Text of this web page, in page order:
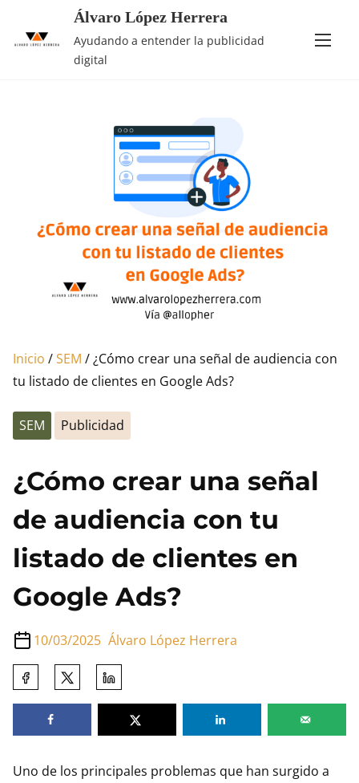
Álvaro López Herrera
Ayudando a entender la publicidad
digital
Inicio /SEM / ¿Cómo crear una señal de audiencia con
tu listado de clientes en Google Ads?
SEM Publicidad
¿Cómo crear una señal
de audiencia con tu
listado de clientes en
Google Ads?
10/03/2025 Álvaro López Herrera
Comparte
entrada
Uno de los principales problemas que han surgido a